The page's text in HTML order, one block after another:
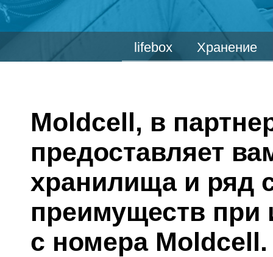
lifebox Хранение
Moldcell, в
предоставляет
хранилища и ряд
преимуществ при
с номера Moldcell.